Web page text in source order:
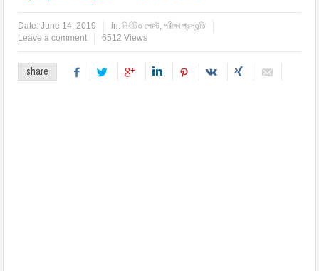
Date:June 14, 2019 in:নির্বাচিত পোস্ট,পরীক্ষা প্রস্তুতি
Leave a comment
6512 Views
share